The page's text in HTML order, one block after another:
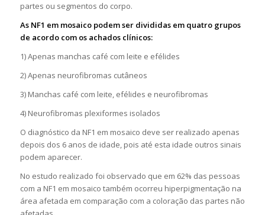
partes ou segmentos do corpo.
As NF1 em mosaico podem ser divididas em quatro grupos
de acordo com os achados clínicos:
1) Apenas manchas café com leite e efélides
2) Apenas neurofibromas cutâneos
3) Manchas café com leite, efélides e neurofibromas
4) Neurofibromas plexiformes isolados
O diagnóstico da NF1 em mosaico deve ser realizado apenas
depois dos 6 anos de idade, pois até esta idade outros sinais
podem aparecer.
No estudo realizado foi observado que em 62% das pessoas
com a NF1 em mosaico também ocorreu hiperpigmentação na
área afetada em comparação com a coloração das partes não